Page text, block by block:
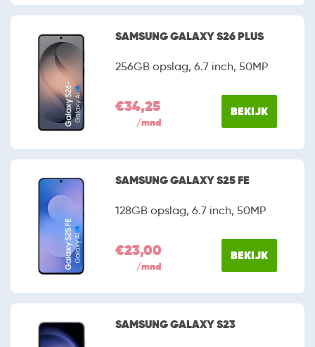
SAMSUNG GALAXY S26 PLUS
256GB opslag, 6.7 inch, 50MP
€34,25
/mnd
BEKIJK
SAMSUNG GALAXY S25 FE
128GB opslag, 6.7 inch, 50MP
€23,00
/mnd
BEKIJK
SAMSUNG GALAXY S23